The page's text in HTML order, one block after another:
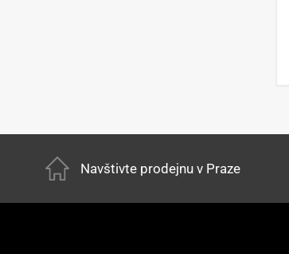
Navštivte prodejnu v Praze